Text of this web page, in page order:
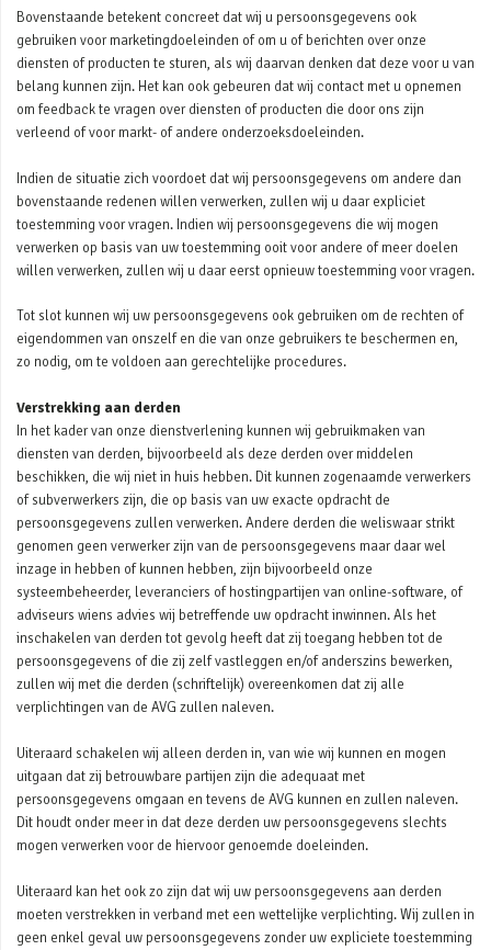
Bovenstaande betekent concreet dat wij u persoonsgegevens ook
gebruiken voor marketingdoeleinden of om u of berichten over onze
diensten of producten te sturen, als wij daarvan denken dat deze voor u van
belang kunnen zijn. Het kan ook gebeuren dat wij contact met u opnemen
om feedback te vragen over diensten of producten die door ons zijn
verleend of voor markt- of andere onderzoeksdoeleinden.
Indien de situatie zich voordoet dat wij persoonsgegevens om andere dan
bovenstaande redenen willen verwerken, zullen wij u daar expliciet
toestemming voor vragen. Indien wij persoonsgegevens die wij mogen
verwerken op basis van uw toestemming ooit voor andere of meer doelen
willen verwerken, zullen wij u daar eerst opnieuw toestemming voor vragen.
Tot slot kunnen wij uw persoonsgegevens ook gebruiken om de rechten of
eigendommen van onszelf en die van onze gebruikers te beschermen en,
zo nodig, om te voldoen aan gerechtelijke procedures.
Verstrekking aan derden
In het kader van onze dienstverlening kunnen wij gebruikmaken van
diensten van derden, bijvoorbeeld als deze derden over middelen
beschikken, die wij niet in huis hebben. Dit kunnen zogenaamde verwerkers
of subverwerkers zijn, die op basis van uw exacte opdracht de
persoonsgegevens zullen verwerken. Andere derden die weliswaar strikt
genomen geen verwerker zijn van de persoonsgegevens maar daar wel
inzage in hebben of kunnen hebben, zijn bijvoorbeeld onze
systeembeheerder, leveranciers of hostingpartijen van online-software, of
adviseurs wiens advies wij betreffende uw opdracht inwinnen. Als het
inschakelen van derden tot gevolg heeft dat zij toegang hebben tot de
persoonsgegevens of die zij zelf vastleggen en/of anderszins bewerken,
zullen wij met die derden (schriftelijk) overeenkomen dat zij alle
verplichtingen van de AVG zullen naleven.
Uiteraard schakelen wij alleen derden in, van wie wij kunnen en mogen
uitgaan dat zij betrouwbare partijen zijn die adequaat met
persoonsgegevens omgaan en tevens de AVG kunnen en zullen naleven.
Dit houdt onder meer in dat deze derden uw persoonsgegevens slechts
mogen verwerken voor de hiervoor genoemde doeleinden.
Uiteraard kan het ook zo zijn dat wij uw persoonsgegevens aan derden
moeten verstrekken in verband met een wettelijke verplichting. Wij zullen in
geen enkel geval uw persoonsgegevens zonder uw expliciete toestemming